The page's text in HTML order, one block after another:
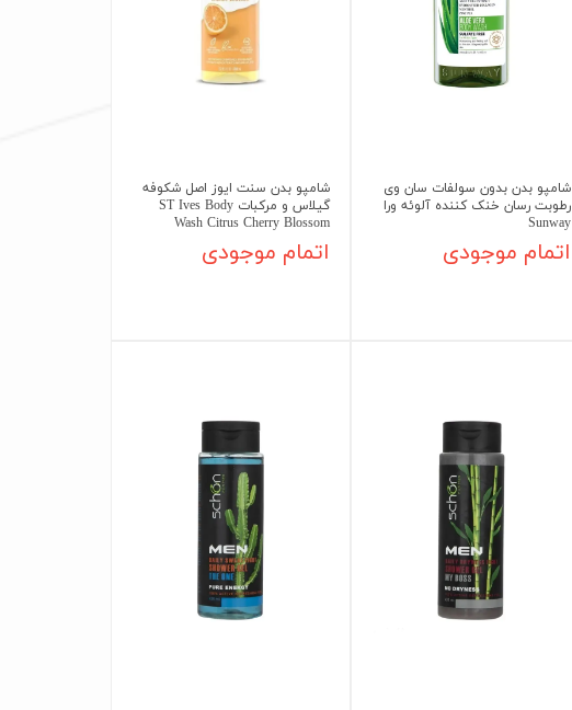
شامپو بدن بدون سولفات سان وی
رطوبت رسان خنک کننده آلوئه ورا
Sunway
اتمام موجودی
شامپو بدن سنت ایوز اصل شکوفه
گیلاس و مرکبات ST Ives Body
Wash Citrus Cherry Blossom
اتمام موجودی